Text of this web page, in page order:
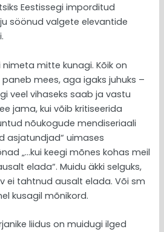
Eestissegi imporditud
söönud valgete elevantide
mitte kunagi. Kõik on
mees, aga igaks juhuks –
veel vihaseks saab ja vastu
jama, kui võib kritiseerida
nõukogude mendiseriaali
asjatundjad“ uimases
„…kui keegi mõnes kohas meil
elada“. Muidu äkki selguks,
ei tahtnud ausalt elada. Või sm
kusagil mõnikord.
liidus on muidugi ilged